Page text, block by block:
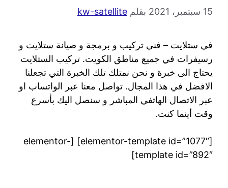
15 سبتمبر، 2021 بقلم kw-satellite
في ستلايت – فني تركيب و برمجة و صيانة ستلايت و
رسيفرات في جميع مناطق الكويت. تركيب الستلايت
يحتاج الى خبرة و نحن نمتلك تلك الخبرة التي تجعلنا
الافضل في هذا المجال. تواصل معنا عبر الواتساب او
عبر الاتصال الهاتفي المباشر و سنصل اليك بأسرع
وقت أينما كنت.
[elementor-template id=”1077″] [elementor-
template id=”892″]